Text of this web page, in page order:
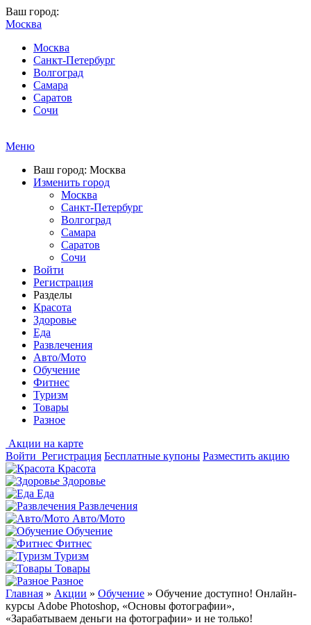
Ваш город:
Москва
Москва
Санкт-Петербург
Волгоград
Самара
Саратов
Сочи
Меню
Ваш город: Москва
Изменить город
Москва
Санкт-Петербург
Волгоград
Самара
Саратов
Сочи
Войти
Регистрация
Разделы
Красота
Здоровье
Еда
Развлечения
Авто/Мото
Обучение
Фитнес
Туризм
Товары
Разное
Акции на карте
Войти Регистрация Бесплатные купоны Разместить акцию
Красота
Здоровье
Еда
Развлечения
Авто/Мото
Обучение
Фитнес
Туризм
Товары
Разное
Главная » Акции » Обучение » Обучение доступно! Онлайн-
курсы Adobe Photoshop, «Основы фотографии»,
«Зарабатываем деньги на фотографии» и не только!